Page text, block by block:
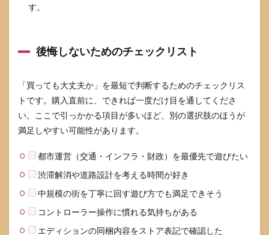
す。
後悔しないためのチェックリスト
「買っても大丈夫か」を最短で判断するためのチェックリス
トです。購入直前に、できれば一度だけ目を通してくださ
い。ここで引っかかる項目が多いほど、別の選択肢のほうが
満足しやすい可能性があります。
都市運営（交通・インフラ・財政）を最優先で遊びたい
渋滞解消や道路設計を考える時間が好き
中規模の街を丁寧に回す遊び方でも満足できそう
コントローラー操作に慣れる気持ちがある
エディションの同梱内容をストア表記で確認した